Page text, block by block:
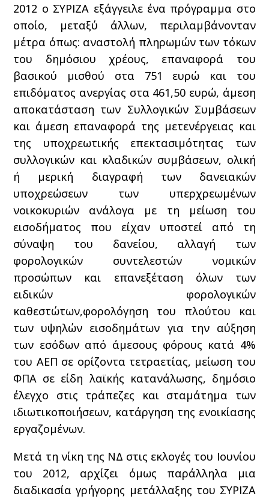
2012 ο ΣΥΡΙΖΑ εξάγγειλε ένα πρόγραμμα στο
οποίο, μεταξύ άλλων, περιλαμβάνονταν
μέτρα όπως: αναστολή πληρωμών των τόκων
του δημόσιου χρέους, επαναφορά του
βασικού μισθού στα 751 ευρώ και του
επιδόματος ανεργίας στα 461,50 ευρώ, άμεση
αποκατάσταση των Συλλογικών Συμβάσεων
και άμεση επαναφορά της µετενέργειας και
της υποχρεωτικής επεκτασιμότητας των
συλλογικών και κλαδικών συμβάσεων, ολική
ή μερική διαγραφή των δανειακών
υποχρεώσεων των υπερχρεωμένων
νοικοκυριών ανάλογα με τη μείωση του
εισοδήματος που είχαν υποστεί από τη
σύναψη του δανείου, αλλαγή των
φορολογικών συντελεστών νομικών
προσώπων και επανεξέταση όλων των
ειδικών φορολογικών
καθεστώτων,φορολόγηση του πλούτου και
των υψηλών εισοδημάτων για την αύξηση
των εσόδων από άμεσους φόρους κατά 4%
του ΑΕΠ σε ορίζοντα τετραετίας, μείωση του
ΦΠΑ σε είδη λαϊκής κατανάλωσης, δημόσιο
έλεγχο στις τράπεζες και σταμάτημα των
ιδιωτικοποιήσεων, κατάργηση της ενοικίασης
εργαζομένων.
Μετά τη νίκη της ΝΔ στις εκλογές του Ιουνίου
του 2012, αρχίζει όμως παράλληλα μια
διαδικασία γρήγορης μετάλλαξης του ΣΥΡΙΖΑ